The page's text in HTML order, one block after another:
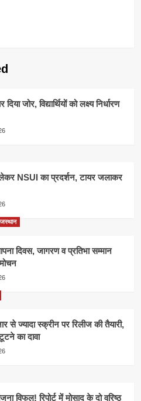
जोर, विद्यार्थियों को लक्ष्य निर्धारण
NSUI का प्रदर्शन, टायर जलाकर
दिवस, जागरण व प्रतिभा सम्मान
से ज्यादा स्क्रीन पर रिलीज की तैयारी,
का दावा
विफल! रिपोर्ट में मोसाद के दो वरिष्ठ